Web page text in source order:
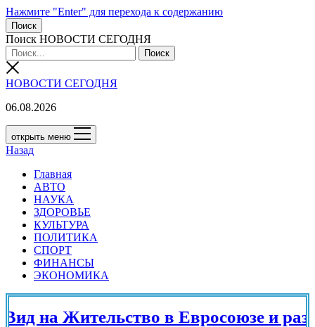
Нажмите "Enter" для перехода к содержанию
Поиск
Поиск НОВОСТИ СЕГОДНЯ
НОВОСТИ СЕГОДНЯ
06.08.2026
открыть меню
Назад
Главная
АВТО
НАУКА
ЗДОРОВЬЕ
КУЛЬТУРА
ПОЛИТИКА
СПОРТ
ФИНАНСЫ
ЭКОНОМИКА
Жительство в Евросоюзе и разных